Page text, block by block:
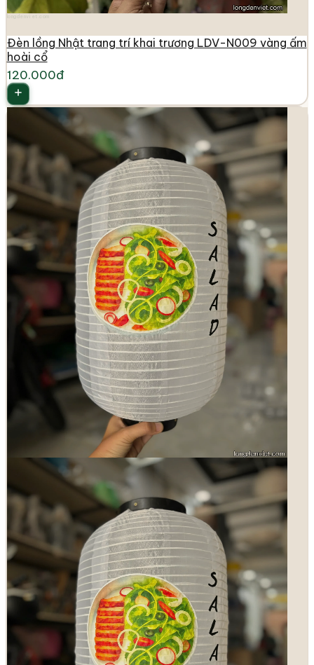
Đèn lồng Nhật trang trí khai trương LDV-N009 vàng ấm
hoài cổ
120.000đ